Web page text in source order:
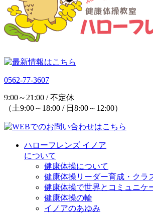
0562-77-3607
9:00～21:00 / 不定休
（土9:00～18:00 / 日8:00～12:00）
ハローフレンズ イノア
について
健康体操について
健康体操リーダー育成・クラ
健康体操で世界とコミュニケ
健康体操の輪
イノアのあゆみ